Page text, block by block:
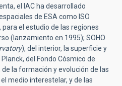
el IAC ha desarrollado
de ESA como ISO
para el estudio de las regiones
(lanzamiento en 1995); SOHO
), del interior, la superficie y
del Fondo Cósmico de
la formación y evolución de las
medio interestelar, y de las